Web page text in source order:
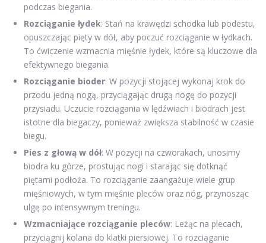
podczas biegania.
Rozciąganie łydek: Stań na krawędzi schodka lub podestu,
opuszczając pięty w dół, aby poczuć rozciąganie w łydkach.
To ćwiczenie wzmacnia mięśnie łydek, które są kluczowe dla
efektywnego biegania.
Rozciąganie bioder: W pozycji stojącej wykonaj krok do
przodu jedną nogą, przyciągając drugą nogę do pozycji
przysiadu. Uczucie rozciągania w lędźwiach i biodrach jest
istotne dla biegaczy, ponieważ zwiększa stabilność w czasie
biegu.
Pies z głową w dół: W pozycji na czworakach, unosimy
biodra ku górze, prostując nogi i starając się dotknąć
piętami podłoża. To rozciąganie zaangażuje wiele grup
mięśniowych, w tym mięśnie pleców oraz nóg, przynosząc
ulgę po intensywnym treningu.
Wzmacniające rozciąganie pleców: Leżąc na plecach,
przyciągnij kolana do klatki piersiowej. To rozciąganie